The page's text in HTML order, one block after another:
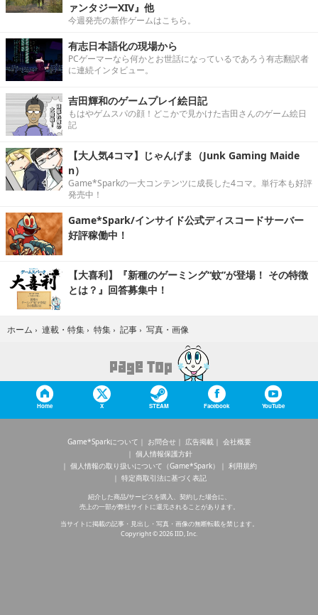
ァンタジーXIV』他
今週発売の新作ゲームはこちら。
有志日本語化の現場から
PCゲーマーなら何かとお世話になっているであろう有志翻訳者
に連続インタビュー。
吉田輝和のゲームプレイ絵日記
もはやゲムスパの顔！どこかで見かけた吉田さんのゲーム絵日
記
【大人気4コマ】じゃんげま（Junk Gaming Maide
n）
Game*Sparkの一大コンテンツに成長した4コマ。単行本も好評
発売中！
Game*Spark/インサイド公式ディスコードサーバー
好評稼働中！
【大喜利】『新種のゲーミング“蚊”が登場！ その特徴
とは？』回答募集中！
ホーム › 連載・特集 › 特集 › 記事 › 写真・画像
Home X STEAM Facebook YouTube
Game*Sparkについて お問合せ 広告掲載
会社概要
個人情報保護方針
個人情報の取り扱いについて（Game*Spark）
利用規約
特定商取引法に基づく表記
紹介した商品/サービスを購入、契約した場合に、
売上の一部が弊社サイトに還元されることがあります。
当サイトに掲載の記事・見出し・写真・画像の無断転載を禁じます。
Copyright © 2026 IID, Inc.